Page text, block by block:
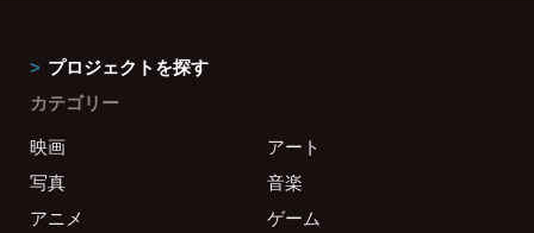
プロジェクトを探す
カテゴリー
映画
アート
写真
音楽
アニメ
ゲーム